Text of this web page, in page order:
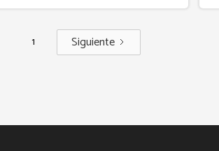
1 Siguiente